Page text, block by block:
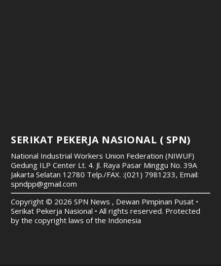
SERIKAT PEKERJA NASIONAL ( SPN)
National Industrial Workers Union Federation (NIWUF)
Gedung ILP Center Lt. 4. Jl. Raya Pasar Minggu No. 39A
Jakarta Selatan 12780 Telp./FAX. :(021) 7981233, Email:
spndpp@gmail.com
Copyright © 2026 SPN News , Dewan Pimpinan Pusat •
Serikat Pekerja Nasional • All rights reserved. Protected
by the copyright laws of the Indonesia